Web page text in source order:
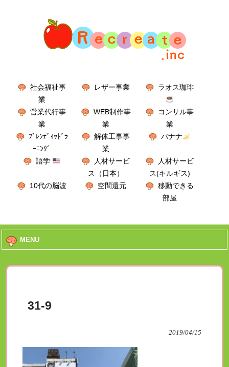
社会福祉事
業
レザー事業 ラオス珈琲
営業代行事
業
WEB制作事
業
コンサル事
業
ﾌﾞﾚﾝﾃﾞｨｯﾄﾞﾗ
ｰﾆﾝｸﾞ
解体工事事
業
バナナ
語学
人材サービ
ス（日本）
人材サービ
ス(キルギス)
10代の脳波
空間還元
移動できる
部屋
MENU
31-9
2019/04/15